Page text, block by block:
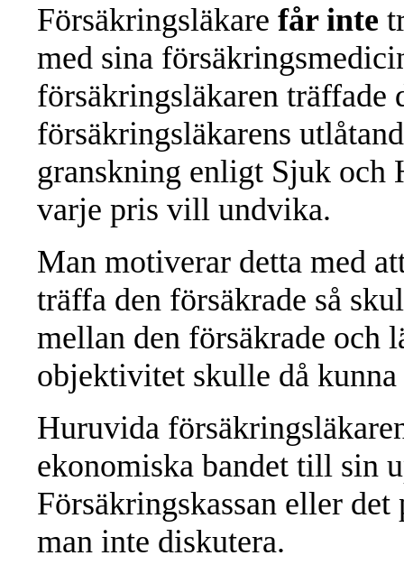
Försäkringsläkare får inte
med sina
försäkringsläkaren träffade
försäkringsläkarens
granskning enligt Sjuk och
varje pris vill undvika.
Man motiverar detta med
träffa den försäkrade så
mellan den försäkrade och
objektivitet skulle då
Huruvida
ekonomiska bandet till sin
Försäkringskassan eller
man inte diskutera.